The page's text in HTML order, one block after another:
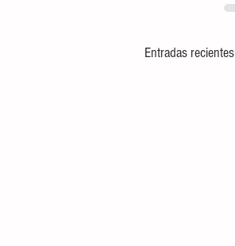
Entradas recientes